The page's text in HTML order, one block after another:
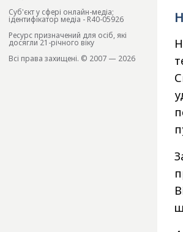
Cуб'єкт у сфері онлайн-медіа;
ідентифікатор медіа - R40-05926
Ресурс призначений для осіб, які
досягли 21-річного віку
Всі права захищені. © 2007 — 2026